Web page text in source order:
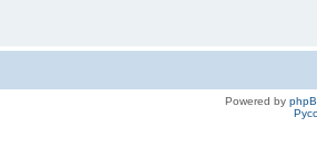
Powered by